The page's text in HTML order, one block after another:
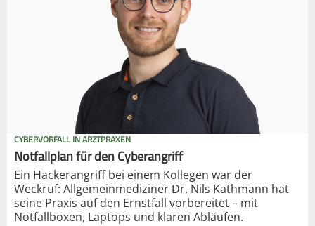
CYBERVORFALL IN ARZTPRAXEN
Notfallplan für den Cyberangriff
Ein Hackerangriff bei einem Kollegen war der
Weckruf: Allgemeinmediziner Dr. Nils Kathmann hat
seine Praxis auf den Ernstfall vorbereitet – mit
Notfallboxen, Laptops und klaren Abläufen.